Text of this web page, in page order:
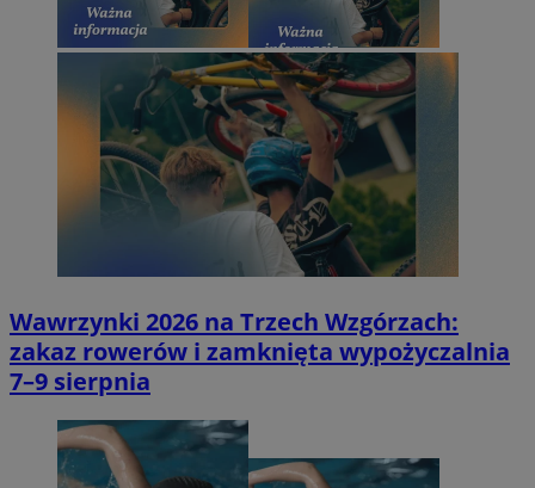
Wawrzynki 2026 na Trzech Wzgórzach:
zakaz rowerów i zamknięta wypożyczalnia
7–9 sierpnia